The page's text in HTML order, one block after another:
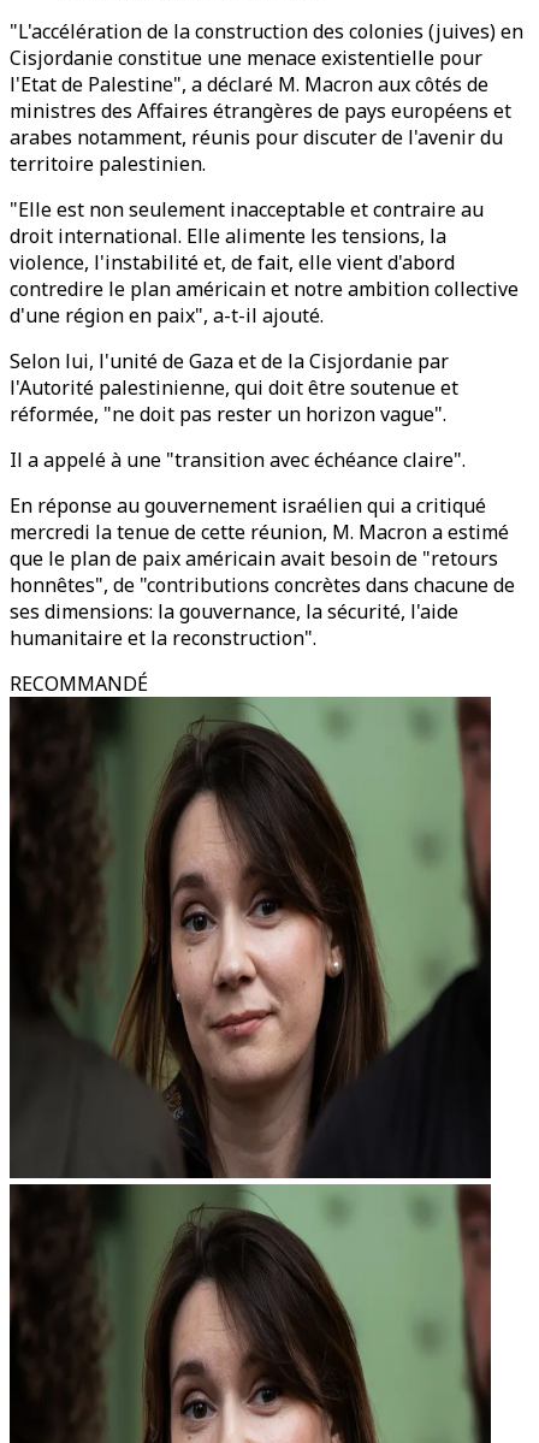
"L'accélération de la construction des colonies (juives) en
Cisjordanie constitue une menace existentielle pour
l'Etat de Palestine", a déclaré M. Macron aux côtés de
ministres des Affaires étrangères de pays européens et
arabes notamment, réunis pour discuter de l'avenir du
territoire palestinien.
"Elle est non seulement inacceptable et contraire au
droit international. Elle alimente les tensions, la
violence, l'instabilité et, de fait, elle vient d'abord
contredire le plan américain et notre ambition collective
d'une région en paix", a-t-il ajouté.
Selon lui, l'unité de Gaza et de la Cisjordanie par
l'Autorité palestinienne, qui doit être soutenue et
réformée, "ne doit pas rester un horizon vague".
Il a appelé à une "transition avec échéance claire".
En réponse au gouvernement israélien qui a critiqué
mercredi la tenue de cette réunion, M. Macron a estimé
que le plan de paix américain avait besoin de "retours
honnêtes", de "contributions concrètes dans chacune de
ses dimensions: la gouvernance, la sécurité, l'aide
humanitaire et la reconstruction".
RECOMMANDÉ